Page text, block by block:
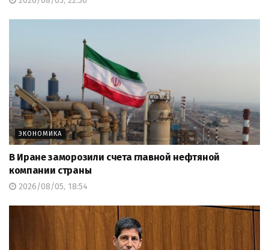
ЭКОНОМИКА
В Иране заморозили счета главной нефтяной
компании страны
2026/08/05, 18:54